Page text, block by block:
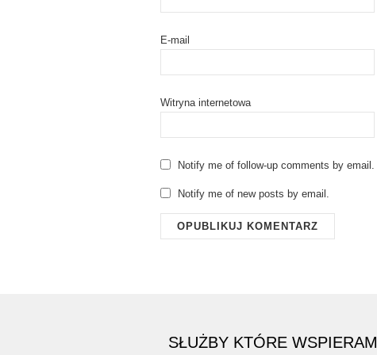
E-mail
Witryna internetowa
Notify me of follow-up comments by email.
Notify me of new posts by email.
SŁUŻBY KTÓRE WSPIERAM